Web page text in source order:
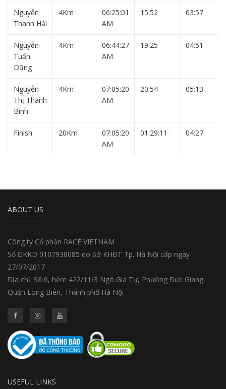
Nguyễn
Thanh Hải
4Km
06:25:01
AM
15:52 03:57
Nguyễn
Tuấn
Dũng
4Km
06:44:27
AM
19:25 04:51
Nguyễn
Thị Thanh
Bình
4Km
07:05:20
AM
20:54 05:13
Finish 20Km
07:05:20
AM
01:29:11 04:27
ABOUT US
Công ty Cổ phần RACE VIETNAM
Số ĐKKD 0107938085 do Sở KHĐT Tp. Hà Nội cấp ngày
27/07/2017
Địa chỉ: Số 6, hẻm 422/11/3 Ngô Gia Tự, Phường Đức Giang,
Quận Long Biên, Thành phố Hà Nội
USEFUL LINKS